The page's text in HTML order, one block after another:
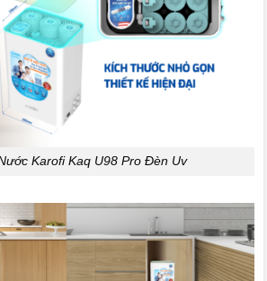
Karofi Kaq U98 Pro Đèn Uv